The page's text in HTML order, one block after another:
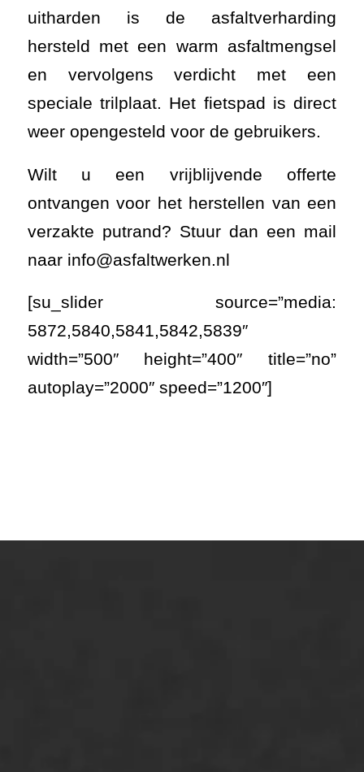
uitharden is de asfaltverharding
hersteld met een warm asfaltmengsel
en vervolgens verdicht met een
speciale trilplaat. Het fietspad is direct
weer opengesteld voor de gebruikers.
Wilt u een vrijblijvende offerte
ontvangen voor het herstellen van een
verzakte putrand? Stuur dan een mail
naar info@asfaltwerken.nl
[su_slider source=”media:
5872,5840,5841,5842,5839″
width=”500″ height=”400″ title=”no”
autoplay=”2000″ speed=”1200″]